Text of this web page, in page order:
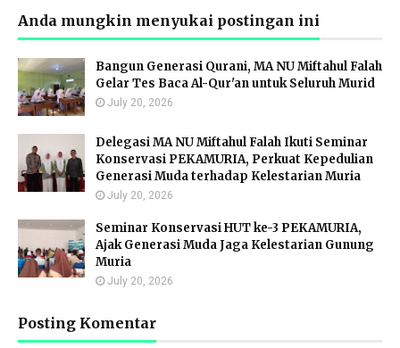
Anda mungkin menyukai postingan ini
Bangun Generasi Qurani, MA NU Miftahul Falah
Gelar Tes Baca Al-Qur'an untuk Seluruh Murid
July 20, 2026
Delegasi MA NU Miftahul Falah Ikuti Seminar
Konservasi PEKAMURIA, Perkuat Kepedulian
Generasi Muda terhadap Kelestarian Muria
July 20, 2026
Seminar Konservasi HUT ke-3 PEKAMURIA,
Ajak Generasi Muda Jaga Kelestarian Gunung
Muria
July 20, 2026
Posting Komentar